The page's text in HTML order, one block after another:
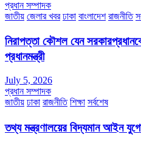
প্রধান সম্পাদক
জাতীয় জেলার খবর ঢাকা বাংলাদেশ রাজনীতি
নিরাপত্তা কৌশল যেন
প্রধানমন্ত্রী
July 5, 2026
প্রধান সম্পাদক
জাতীয় ঢাকা রাজনীতি শিক্ষা সর্বশেষ
তথ্য মন্ত্রণালয়ের বিদ্যমান আইন